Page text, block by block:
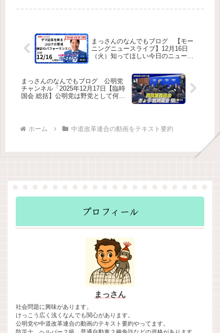
深夜ポストへの反応（2名の政治家の
批評紹介）① 平木大作参議院議員の
批判② 福島伸享元衆議院議員の批判
（10月から）高齢者の住宅支援（改正
住宅セーフティネット法）雑談・視聴
者交流マスカット＆グレープティーを
初試飲し「予想以上に美味しい」とコ
域活動に参加。鼻声ながらも風邪をギ
リギリで回避中とのこと。
まっさんのなんでもブログ 【モー
ニングニュースライブ】12月16日
（火）知ってほしい今日のニュース
説 / 政治ニュース / 生配信 】をテキ
スト要約
まっさんのなんでもブログ 公明党
チャンネル「2025年12月17日【臨時
国会 総括】公明党は野党として何を
ホーム 中道改革連合の動画をテキスト要約
プロフィール
まっさん
社会問題に興味があります。
けっこう広く浅くなんでも関心があります。
公明党や中道改革連合の動画のテキスト要約やってます。